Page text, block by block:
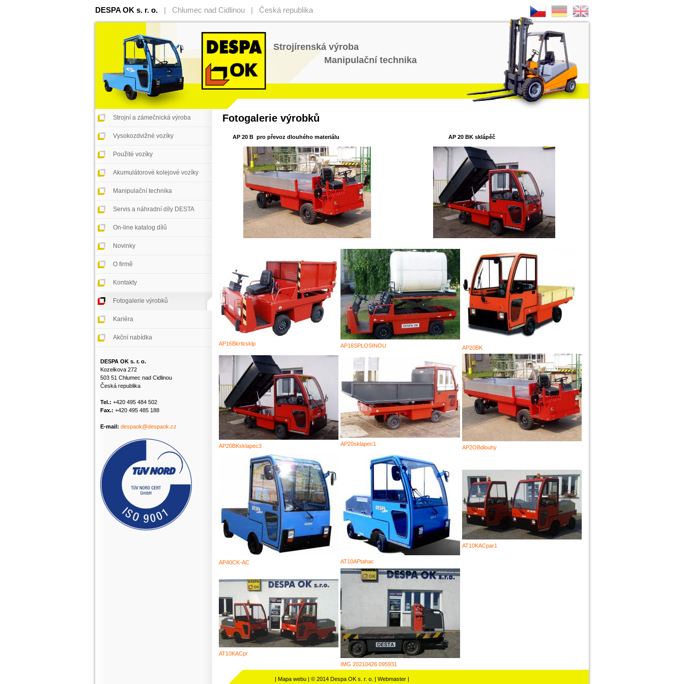
DESPA OK s. r. o. | Chlumec nad Cidlinou | Česká republika
Strojírenská výroba
Manipulační technika
Strojní a zámečnická výroba
Vysokozdvižné vozíky
Použité vozíky
Akumulátorové kolejové vozíky
Manipulační technika
Servis a náhradní díly DESTA
On-line katalog dílů
Novinky
O firmě
Kontakty
Fotogalerie výrobků
Kariéra
Akční nabídka
DESPA OK s. r. o.
Kozelkova 272
503 51 Chlumec nad Cidlinou
Česká republika
Tel.: +420 495 484 502
Fax.: +420 495 485 188
E-mail: despaok@despaok.cz
Fotogalerie výrobků
AP 20 B pro převoz dlouhého materiálu
AP16Bkrtksklp AP16SPLOSINOU AP20BK
AP20BKsklapec3 AP20sklapec1
AP2OBdlouhy
AP40CK-AC AT10APtahac
AT10KACpar1
AT10KACpr
IMG 20210426 095931
AP 20 BK sklápěč
| Mapa webu | © 2014 Despa OK s. r. o. | Webmaster |